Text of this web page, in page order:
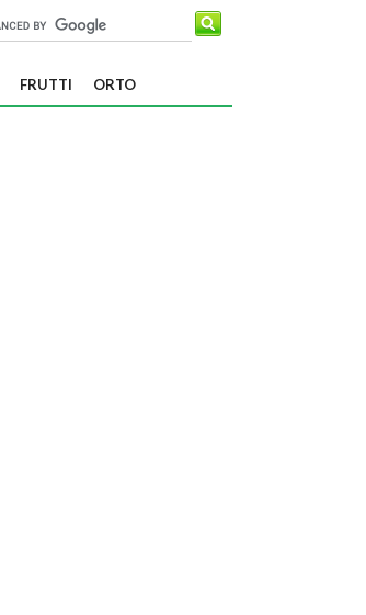
FRUTTI ORTO